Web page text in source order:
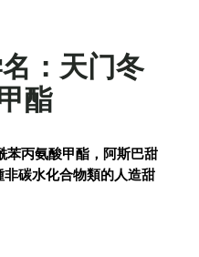
：天门冬
酯
苯丙氨酸甲酯，阿斯巴甜
碳水化合物類的人造甜